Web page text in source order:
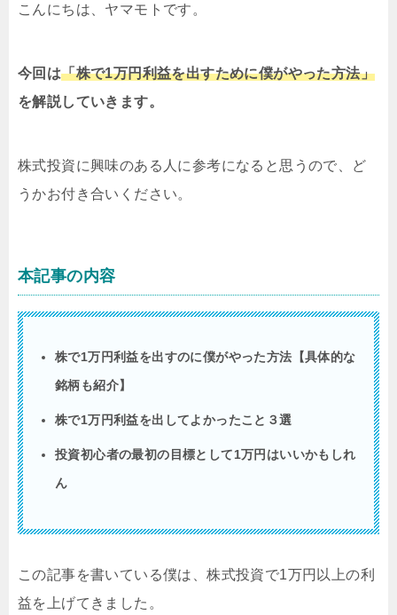
こんにちは、ヤマモトです。
今回は「株で1万円利益を出すために僕がやった方法」
を解説していきます。
株式投資に興味のある人に参考になると思うので、ど
うかお付き合いください。
本記事の内容
株で1万円利益を出すのに僕がやった方法【具体的な
銘柄も紹介】
株で1万円利益を出してよかったこと３選
投資初心者の最初の目標として1万円はいいかもしれ
ん
この記事を書いている僕は、株式投資で1万円以上の利
益を上げてきました。